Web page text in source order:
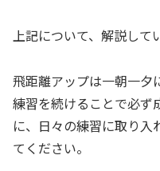
上記について、解説して
飛距離アップは一朝一夕
練習を続けることで必ず
に、日々の練習に取り入
てください。